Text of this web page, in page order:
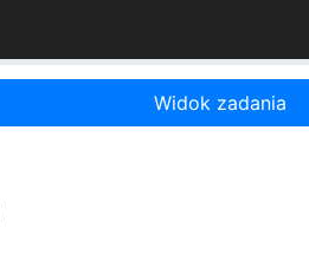
Widok zadania